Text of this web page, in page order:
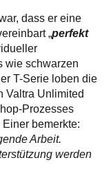
dass er eine
„perfekt
wie schwarzen
T-Serie loben die
Valtra Unlimited
Prozesses
bemerkte:
Arbeit.
werden